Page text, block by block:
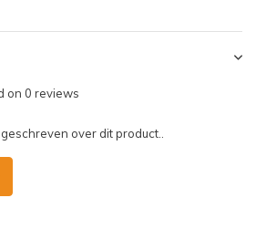
on 0 reviews
over dit product..